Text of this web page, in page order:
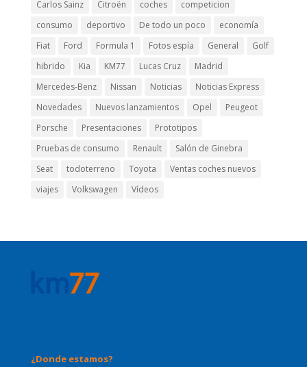
Carlos Sainz
Citroën coches
competicion
consumo
deportivo De todo un poco
economía
Fiat
Ford Formula 1 Fotos espía General
Golf
hibrido
Kia KM77 Lucas Cruz
Madrid
Mercedes-Benz
Nissan Noticias
Noticias Express
Novedades
Nuevos lanzamientos Opel
Peugeot
Porsche
Presentaciones
Prototipos
Pruebas de consumo
Renault
Salón de Ginebra
Seat
todoterreno Toyota
Ventas coches nuevos
viajes
Volkswagen Vídeos
¿Donde estamos?